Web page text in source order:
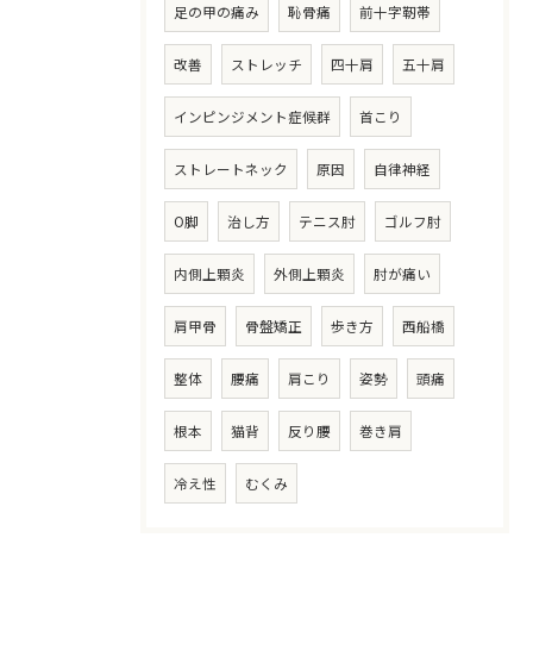
足の甲の痛み 恥骨痛 前十字靭帯
改善 ストレッチ 四十肩 五十肩
インピンジメント症候群 首こり
ストレートネック 原因 自律神経
O脚 治し方 テニス肘 ゴルフ肘
内側上顆炎 外側上顆炎 肘が痛い
肩甲骨 骨盤矯正 歩き方 西船橋
整体 腰痛 肩こり 姿勢 頭痛
根本 猫背 反り腰 巻き肩
冷え性 むくみ